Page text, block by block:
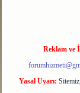
Reklam ve
Yasal Uyarı: